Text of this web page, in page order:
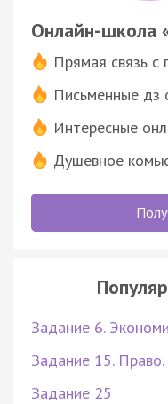
Онлайн-школа
Прямая связь с
Письменные дз
Интересные
Душевное
Задание 6.
Задание 15.
Задание 25